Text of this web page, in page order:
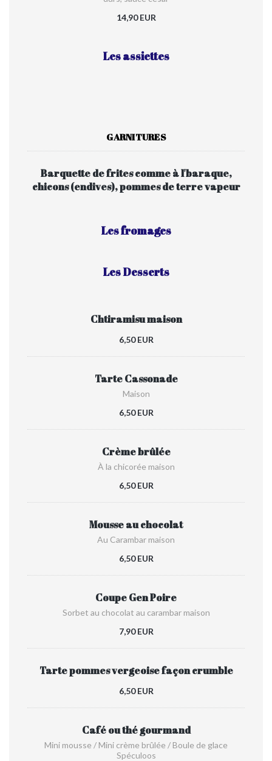
14,90 EUR
Les assiettes
GARNITURES
Barquette de frites comme à l'baraque,
chicons (endives), pommes de terre vapeur
Les fromages
Les Desserts
Chtiramisu maison
6,50 EUR
Tarte Cassonade
Maison
6,50 EUR
Crème brûlée
À la chicorée maison
6,50 EUR
Mousse au chocolat
Au Carambar maison
6,50 EUR
Coupe Gen Poire
Sorbet au chocolat au carambar maison
7,90 EUR
Tarte pommes vergeoise façon crumble
6,50 EUR
Café ou thé gourmand
Mini mousse / Mini crème brûlée / Boule de glace
Spéculoos